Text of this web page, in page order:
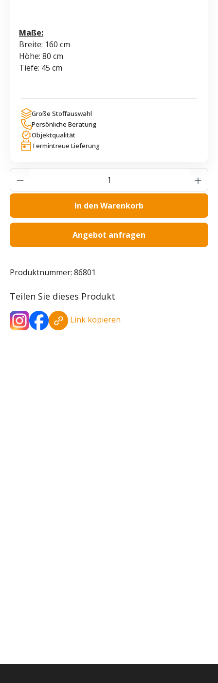
Maße:
Breite: 160 cm
Höhe: 80 cm
Tiefe: 45 cm
Große Stoffauswahl
Persönliche Beratung
Objektqualität
Termintreue Lieferung
Produkt Anzahl: Gib den gewünschten
In den Warenkorb
Angebot anfragen
Produktnummer: 86801
Teilen Sie dieses Produkt
Link kopieren